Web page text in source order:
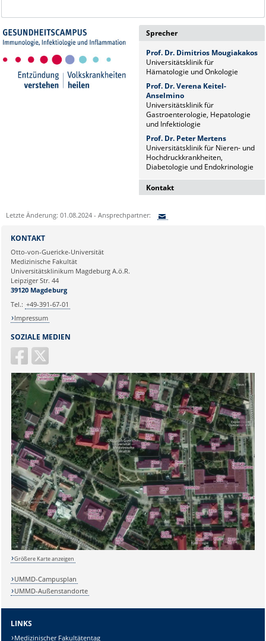
Sprecher
Prof. Dr. Dimitrios Mougiakakos
Universitätsklinik für
Hämatologie und Onkologie
Prof. Dr. Verena Keitel-
Anselmino
Universitätsklinik für
Gastroenterologie, Hepatologie
und Infektiologie
Prof. Dr. Peter Mertens
Universitätsklinik für Nieren- und
Hochdruckkrankheiten,
Diabetologie und Endokrinologie
Kontakt
Wissenschaftskoordinatorin
Letzte Änderung: 01.08.2024 - Ansprechpartner:
Sie können eine Nachricht versenden an:
Ihre E-Mailadresse:
Ihr Anliegen:
SOZIALE MEDIEN
KONTAKT
Otto-von-Guericke-Universität
Medizinische Fakultät
Universitätsklinikum Magdeburg A.ö.R.
Leipziger Str. 44
39120 Magdeburg
Tel.: +49-391-67-01
Impressum
Größere Karte anzeigen
UMMD-Campusplan
UMMD-Außenstandorte
LINKS
Medizinischer Fakultätentag